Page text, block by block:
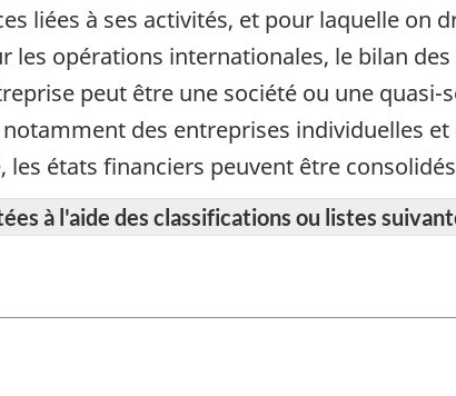
liées à ses activités, et pour laquelle on
opérations internationales, le bilan
peut être une société ou une
des entreprises individuelles
états financiers peuvent être
à l'aide des classifications ou listes